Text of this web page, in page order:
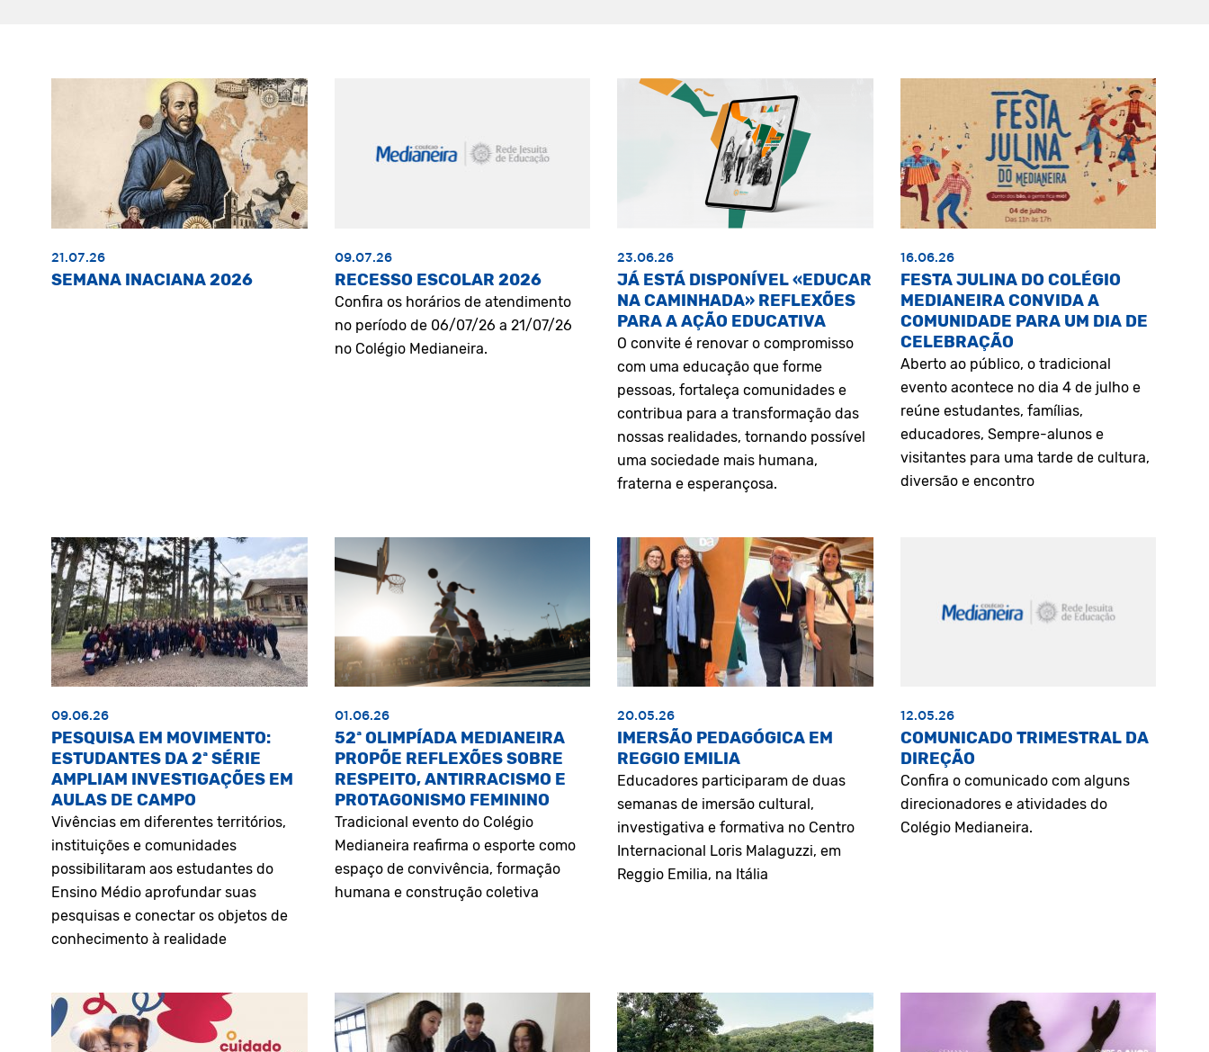
21.07.26
SEMANA INACIANA 2026
09.07.26
RECESSO ESCOLAR 2026
Confira os horários de atendimento
no período de 06/07/26 a 21/07/26
no Colégio Medianeira.
23.06.26
JÁ ESTÁ DISPONÍVEL «EDUCAR
NA CAMINHADA» REFLEXÕES
PARA A AÇÃO EDUCATIVA
O convite é renovar o compromisso
com uma educação que forme
pessoas, fortaleça comunidades e
contribua para a transformação das
nossas realidades, tornando possível
uma sociedade mais humana,
fraterna e esperançosa.
16.06.26
FESTA JULINA DO COLÉGIO
MEDIANEIRA CONVIDA A
COMUNIDADE PARA UM DIA DE
CELEBRAÇÃO
Aberto ao público, o tradicional
evento acontece no dia 4 de julho e
reúne estudantes, famílias,
educadores, Sempre-alunos e
visitantes para uma tarde de cultura,
diversão e encontro
09.06.26
PESQUISA EM MOVIMENTO:
ESTUDANTES DA 2ª SÉRIE
AMPLIAM INVESTIGAÇÕES EM
AULAS DE CAMPO
Vivências em diferentes territórios,
instituições e comunidades
possibilitaram aos estudantes do
Ensino Médio aprofundar suas
pesquisas e conectar os objetos de
conhecimento à realidade
01.06.26
52ª OLIMPÍADA MEDIANEIRA
PROPÕE REFLEXÕES SOBRE
RESPEITO, ANTIRRACISMO E
PROTAGONISMO FEMININO
Tradicional evento do Colégio
Medianeira reafirma o esporte como
espaço de convivência, formação
humana e construção coletiva
20.05.26
IMERSÃO PEDAGÓGICA EM
REGGIO EMILIA
Educadores participaram de duas
semanas de imersão cultural,
investigativa e formativa no Centro
Internacional Loris Malaguzzi, em
Reggio Emilia, na Itália
12.05.26
COMUNICADO TRIMESTRAL DA
DIREÇÃO
Confira o comunicado com alguns
direcionadores e atividades do
Colégio Medianeira.